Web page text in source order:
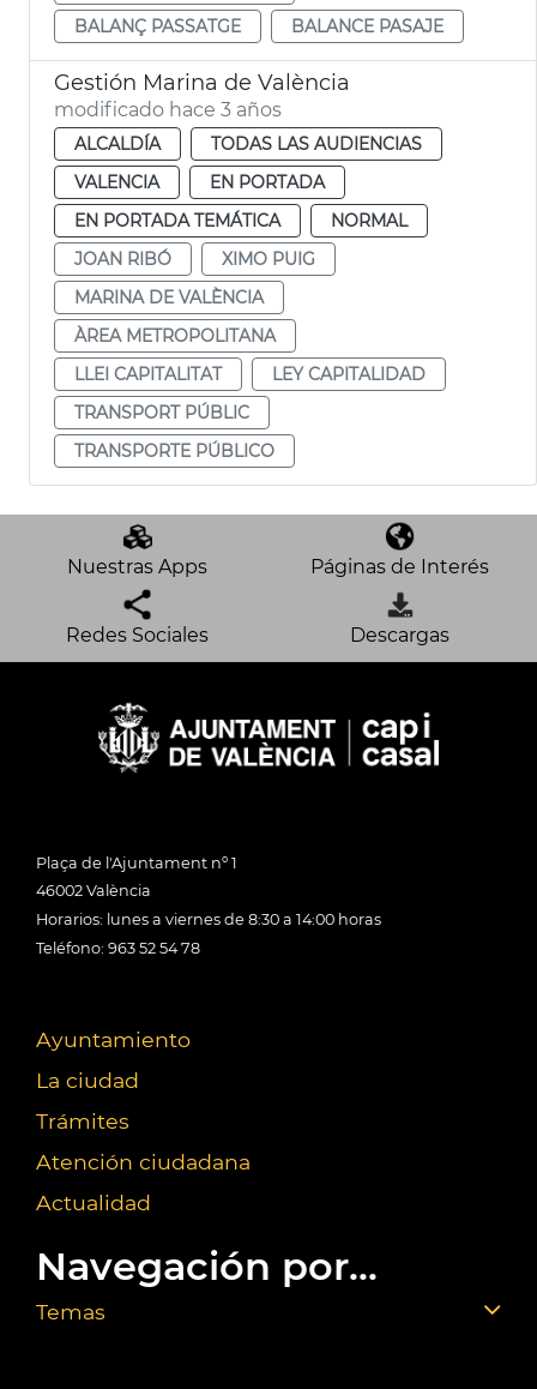
BALANÇ PASSATGE
BALANCE PASAJE
Gestión Marina de València
modificado hace 3 años
ALCALDÍA
TODAS LAS AUDIENCIAS
VALENCIA
EN PORTADA
EN PORTADA TEMÁTICA
NORMAL
JOAN RIBÓ
XIMO PUIG
MARINA DE VALÈNCIA
ÀREA METROPOLITANA
LLEI CAPITALITAT
LEY CAPITALIDAD
TRANSPORT PÚBLIC
TRANSPORTE PÚBLICO
Nuestras Apps Páginas de Interés
Redes Sociales Descargas
Plaça de l'Ajuntament nº 1
46002 València
Horarios: lunes a viernes de 8:30 a 14:00 horas
Teléfono: 963 52 54 78
Ayuntamiento
La ciudad
Trámites
Atención ciudadana
Actualidad
Navegación por...
Temas